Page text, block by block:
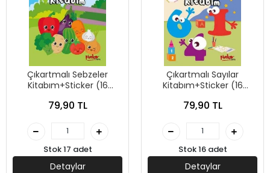
Çıkartmalı Sebzeler
Kitabım+Sticker (16
79,90 TL
Stok 17 adet
Detaylar
Çıkartmalı Sayılar
Kitabım+Sticker (16
79,90 TL
Stok 16 adet
Detaylar